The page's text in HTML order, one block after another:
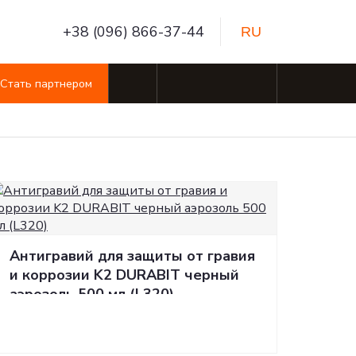
+38 (096) 866-37-44 RU
Карпет 1.5 м
Автомобильный скотч
Карпет 0.75 м
Стать партнером
Антигравий для защиты от гравия
и коррозии K2 DURABIT черный
аэрозоль 500 мл (L320)